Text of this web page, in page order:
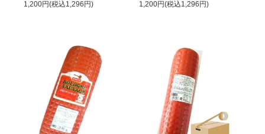
1,200円(税込1,296円)
1,200円(税込1,296円)